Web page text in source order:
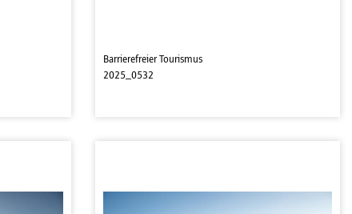
Barrierefreier Tourismus
2025_0532